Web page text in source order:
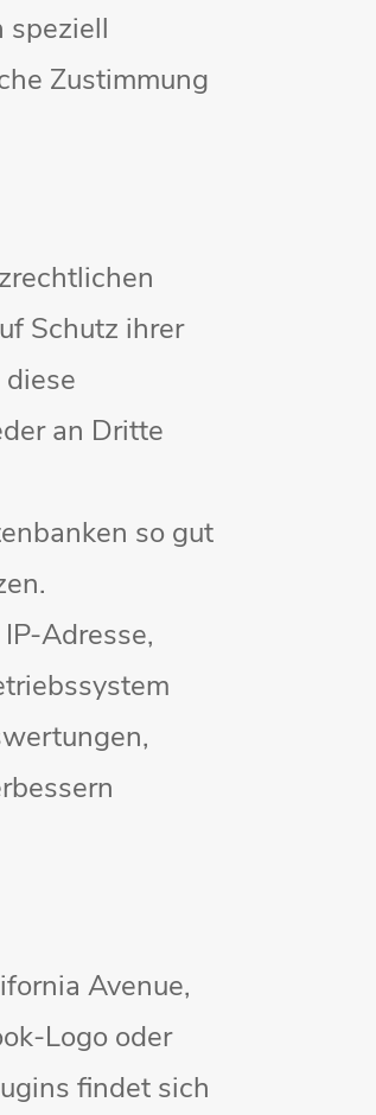
Zustimmung
Schutz ihrer
diese
an Dritte
so gut
Adresse,
Avenue,
Logo oder
findet sich